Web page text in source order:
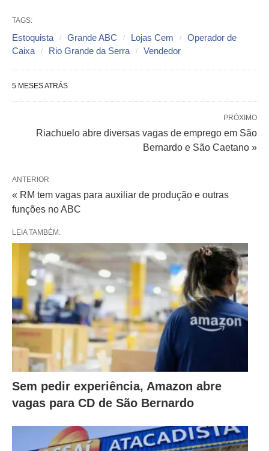
TAGS:
Estoquista Grande ABC Lojas Cem
Operador de
Caixa
Rio Grande da Serra Vendedor
5 MESES ATRÁS
PRÓXIMO
Riachuelo abre diversas vagas de emprego em São
Bernardo e São Caetano »
ANTERIOR
« RM tem vagas para auxiliar de produção e outras
funções no ABC
LEIA TAMBÉM:
Sem pedir experiência, Amazon abre
vagas para CD de São Bernardo